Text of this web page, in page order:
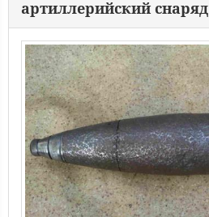
артиллерийский снаряд